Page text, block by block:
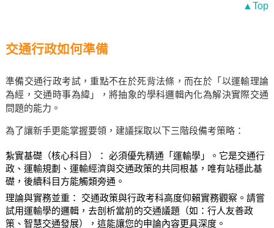
▲Top
交通行政如何準備
準備交通行政考試，重點不在於死背法條，而在於「以運輸理論
為經，交通時事為緯」，將抽象的學科邏輯內化為解決實際交通
問題的能力。
為了讓新手更能掌握要領，建議採取以下三階段備考策略：
紮實基礎（核心科目）： 必須優先精通「運輸學」。它是交通行
政、運輸規劃、運輸經濟與交通政策的共同根基，唯有站穩此基
礎，後續科目方能觸類旁通。
理論與實務並重： 交通政策與行政考科高度仰賴實務觀察。請嘗
試用運輸學的邏輯，去剖析當前的交通議題（如：行人友善政
策、智慧交通發展），這能讓您的申論內容更具深度。